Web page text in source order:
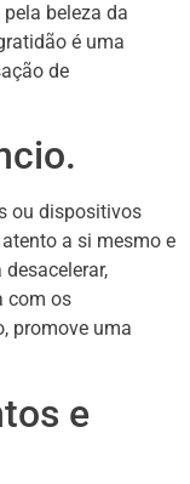
beleza da
é uma
de
ou dispositivos
a si mesmo e
com os
promove uma
e